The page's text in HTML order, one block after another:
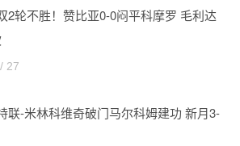
2轮不胜！赞比亚0-0闷平科摩罗 毛利达
27
联-米林科维奇破门马尔科姆建功 新月3-